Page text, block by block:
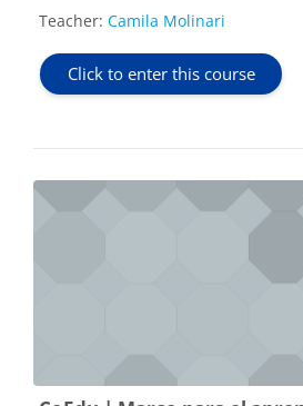
Teacher: Camila Molinari
Click to enter this course